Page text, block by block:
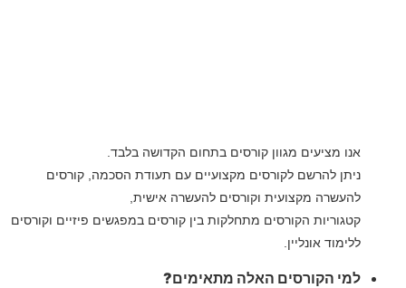
אנו מציעים מגוון קורסים בתחום הקדושה בלבד.
ניתן להרשם לקורסים מקצועיים עם תעודת הסכמה, קורסים
להעשרה מקצועית וקורסים להעשרה אישית,
קטגוריות הקורסים מתחלקות בין קורסים במפגשים פיזיים וקורסים
ללימוד אונליין.
למי הקורסים האלה מתאימים?